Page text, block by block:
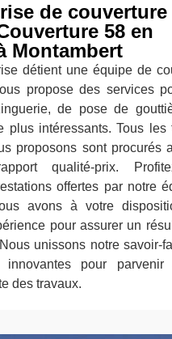
de couverture
58 en
Montambert
détient une équipe de
propose des services
de pose de
plus intéressants. Tous les
proposons sont procurés
qualité-prix.
offertes par notre
avons à votre
pour assurer un
unissons notre savoir-
innovantes pour
des travaux.